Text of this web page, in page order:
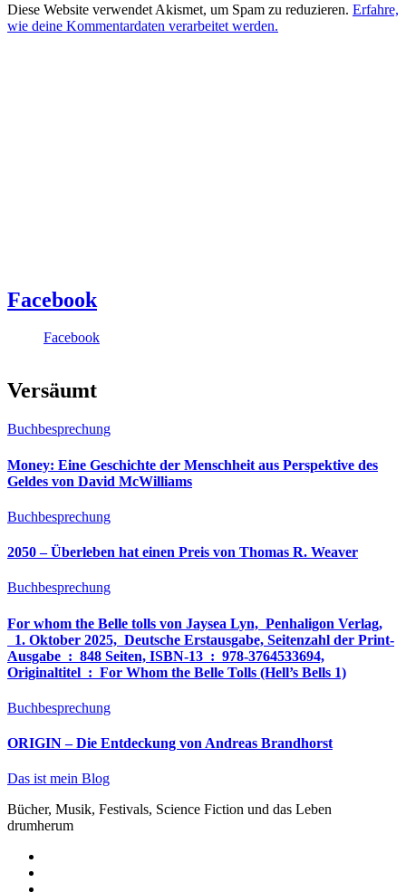
Diese Website verwendet Akismet, um Spam zu reduzieren. Erfahre,
wie deine Kommentardaten verarbeitet werden.
Facebook
Facebook
Versäumt
Buchbesprechung
Money: Eine Geschichte der Menschheit aus Perspektive des
Geldes von David McWilliams
Buchbesprechung
2050 – Überleben hat einen Preis von Thomas R. Weaver
Buchbesprechung
For whom the Belle tolls von Jaysea Lyn, ‎ Penhaligon Verlag,
‎ 1. Oktober 2025, ‎ Deutsche Erstausgabe, Seitenzahl der Print-
Ausgabe ‏ : ‎ 848 Seiten, ISBN-13 ‏ : ‎ 978-3764533694,
Originaltitel ‏ : ‎ For Whom the Belle Tolls (Hell’s Bells 1)
Buchbesprechung
ORIGIN – Die Entdeckung von Andreas Brandhorst
Das ist mein Blog
Bücher, Musik, Festivals, Science Fiction und das Leben
drumherum